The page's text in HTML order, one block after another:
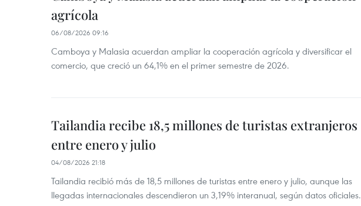
agrícola
06/08/2026 09:16
Camboya y Malasia acuerdan ampliar la cooperación agrícola y diversificar el
comercio, que creció un 64,1% en el primer semestre de 2026.
Tailandia recibe 18,5 millones de turistas extranjeros
entre enero y julio
04/08/2026 21:18
Tailandia recibió más de 18,5 millones de turistas entre enero y julio, aunque las
llegadas internacionales descendieron un 3,19% interanual, según datos oficiales.